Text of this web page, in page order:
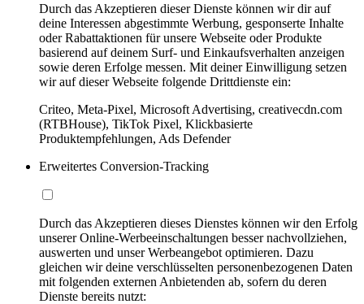
Durch das Akzeptieren dieser Dienste können wir dir auf
deine Interessen abgestimmte Werbung, gesponserte Inhalte
oder Rabattaktionen für unsere Webseite oder Produkte
basierend auf deinem Surf- und Einkaufsverhalten anzeigen
sowie deren Erfolge messen. Mit deiner Einwilligung setzen
wir auf dieser Webseite folgende Drittdienste ein:
Criteo, Meta-Pixel, Microsoft Advertising, creativecdn.com
(RTBHouse), TikTok Pixel, Klickbasierte
Produktempfehlungen, Ads Defender
Erweitertes Conversion-Tracking
Durch das Akzeptieren dieses Dienstes können wir den Erfolg
unserer Online-Werbeeinschaltungen besser nachvollziehen,
auswerten und unser Werbeangebot optimieren. Dazu
gleichen wir deine verschlüsselten personenbezogenen Daten
mit folgenden externen Anbietenden ab, sofern du deren
Dienste bereits nutzt: